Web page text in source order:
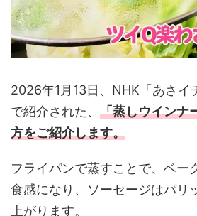
2026年1月13日、NHK「あさイ
で紹介された、 「蒸しウインナ
方をご紹介します。
フライパンで蒸すことで、ベー
食感になり、ソーセージはパリ
上がります。